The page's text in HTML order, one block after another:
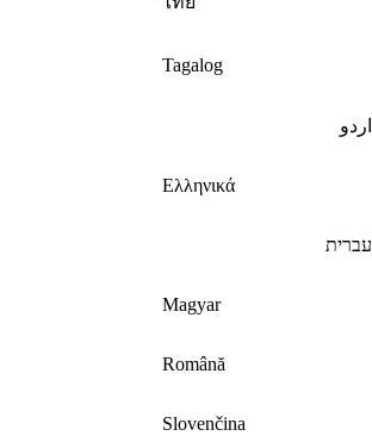
Tagalog
اردو
Ελληνικά
עברית
Magyar
Română
Slovenčina